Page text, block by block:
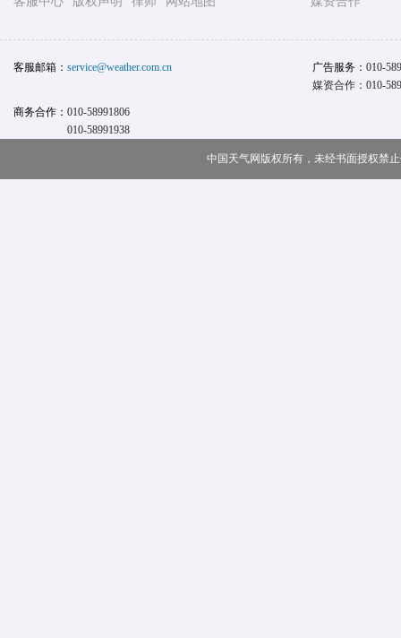
客服邮箱： service@weather.com.cn 广告服务： 010-
媒资合作：010-
商务合作： 010-58991806
010-58991938
中国天气网版权所有，未经书面授权